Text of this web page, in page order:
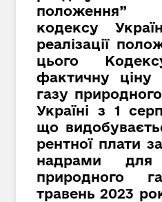
положення”
кодексу
реалізації
цього
фактичну ціну
газу
Україні з 1
що
рентної плати
надрами для
природного
травень 2023